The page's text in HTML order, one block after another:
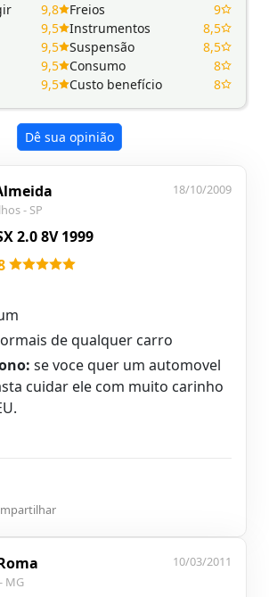
9,8
9,5
9,5
9,5
9,5
Freios
9
Instrumentos
8,5
Suspensão
8,5
Consumo
8
Custo benefício
8
Dê sua opinião
- SP
18/10/2009
2.0 8V 1999
de qualquer carro
se voce quer um automovel
cuidar ele com muito carinho
MG
10/03/2011